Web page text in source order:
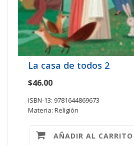
La casa de todos 2
$46.00
ISBN-13: 9781644869673
Materia: Religión
AÑADIR AL CARRITO